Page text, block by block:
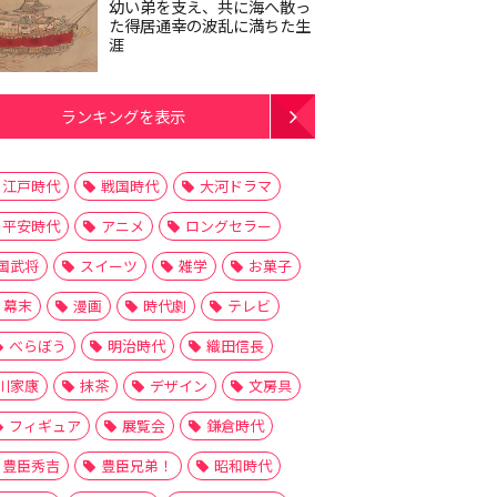
幼い弟を支え、共に海へ散っ
た得居通幸の波乱に満ちた生
涯
ランキングを表示
江戸時代 戦国時代
大河ドラマ
平安時代
アニメ
ロングセラー
武将
スイーツ 雑学
お菓子
幕末
漫画 時代劇
テレビ
べらぼう
明治時代
織田信長
家康
抹茶 デザイン
文房具
フィギュア
展覧会
鎌倉時代
豊臣秀吉
豊臣兄弟！
昭和時代